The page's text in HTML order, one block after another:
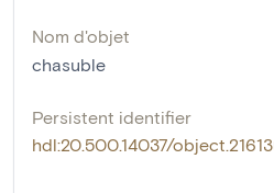
Nom d'objet
chasuble
Persistent identifier
hdl:20.500.14037/object.21613